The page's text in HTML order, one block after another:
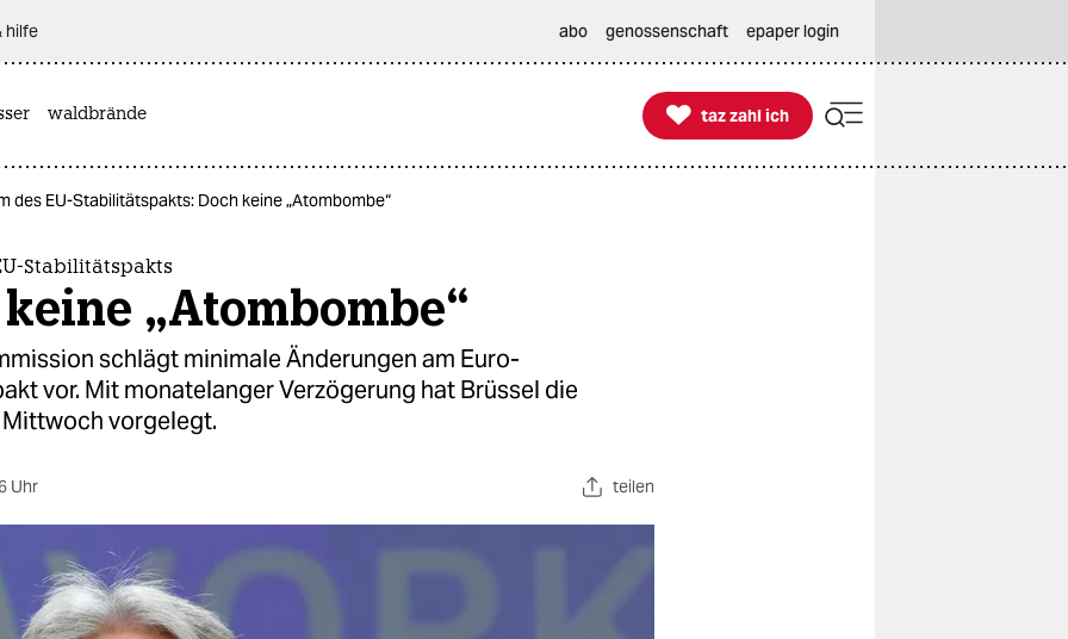
hilfe abo genossenschaft epaper login
waldbrände 
taz zahl ich
taz zahl ich
des EU-Stabilitätspakts: Doch keine „Atombombe“
Stabilitätspakts
„Atombombe“
schlägt minimale Änderungen am Euro-
vor. Mit monatelanger Verzögerung hat Brüssel die
vorgelegt.
Uhr teilen